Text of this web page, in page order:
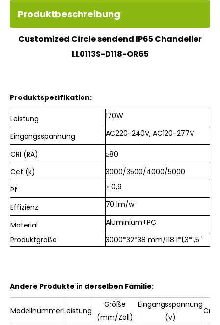
Produktbeschreibung
Customized Circle sendend IP65 Chandelier
LL0113S-D118-OR65
Produktspezifikation:
Leistung 170W
Eingangsspannung AC220-240V, AC120-277V
CRI (RA)
≥80
Cct (k)
3000/3500/4000/5000
Pf
≥ 0,9
Effizienz 70 lm/w
Material
Aluminium+PC
Produktgröße
3000*32*38 mm/118.1*1,3*1,5 '
Andere Produkte in derselben Familie:
ModellnummerLeistung
Größe
(mm/Zoll)
Eingangsspannung
(v)
Cri